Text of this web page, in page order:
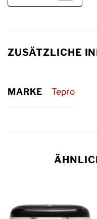
ZUSÄTZLICHE
MARKE Tepro